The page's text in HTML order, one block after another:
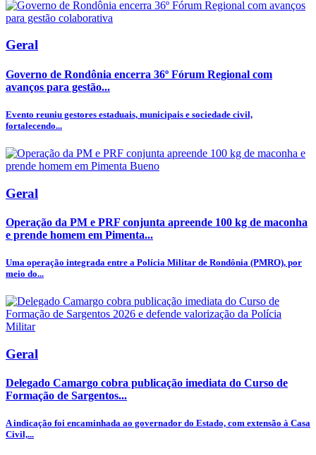
Geral
Governo de Rondônia encerra 36º Fórum Regional com
avanços para gestão...
Evento reuniu gestores estaduais, municipais e sociedade civil,
fortalecendo...
Geral
Operação da PM e PRF conjunta apreende 100 kg de maconha
e prende homem em Pimenta...
Uma operação integrada entre a Polícia Militar de Rondônia (PMRO), por
meio do...
Geral
Delegado Camargo cobra publicação imediata do Curso de
Formação de Sargentos...
A indicação foi encaminhada ao governador do Estado, com extensão à Casa
Civil,...